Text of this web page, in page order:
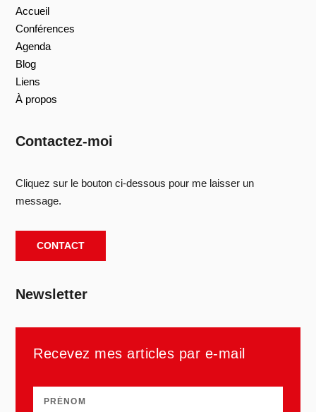
Accueil
Conférences
Agenda
Blog
Liens
À propos
Contactez-moi
Cliquez sur le bouton ci-dessous pour me laisser un
message.
CONTACT
Newsletter
Recevez mes articles par e-mail